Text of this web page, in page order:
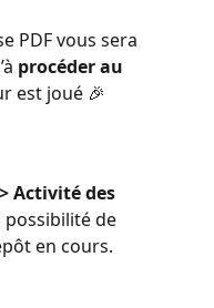
PDF vous sera
procéder au
est joué 🎉
Activité des
possibilité de
en cours.